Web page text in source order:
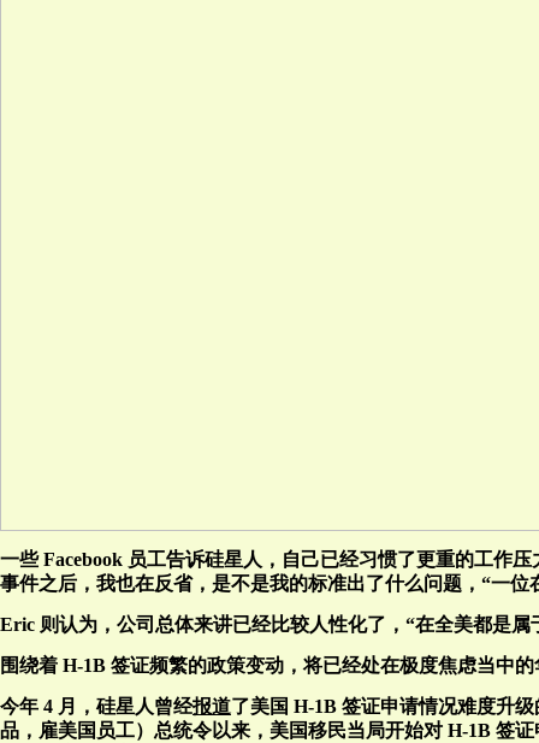
一些 Facebook 员工告诉硅星人，自己已经习惯了更重的工作
事件之后，我也在反省，是不是我的标准出了什么问题，“一位
Eric 则认为，公司总体来讲已经比较人性化了，“在全美都是
围绕着 H-1B 签证频繁的政策变动，将已经处在极度焦虑当中
今年 4 月，硅星人曾经报道了美国 H-1B 签证申请情况难度升
品，雇美国员工）总统令以来，美国移民当局开始对 H-1B 签